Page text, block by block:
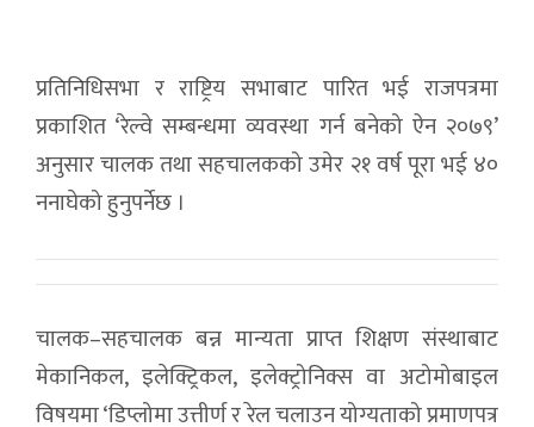
प्रतिनिधिसभा र राष्ट्रिय सभाबाट पारित भई राजपत्रमा
प्रकाशित ‘रेल्वे सम्बन्धमा व्यवस्था गर्न बनेको ऐन २०७९’
अनुसार चालक तथा सहचालकको उमेर २१ वर्ष पूरा भई ४०
ननाघेको हुनुपर्नेछ ।
चालक–सहचालक बन्न मान्यता प्राप्त शिक्षण संस्थाबाट
मेकानिकल, इलेक्ट्रिकल, इलेक्ट्रोनिक्स वा अटोमोबाइल
विषयमा ‘डिप्लोमा उत्तीर्ण र रेल चलाउन योग्यताको प्रमाणपत्र